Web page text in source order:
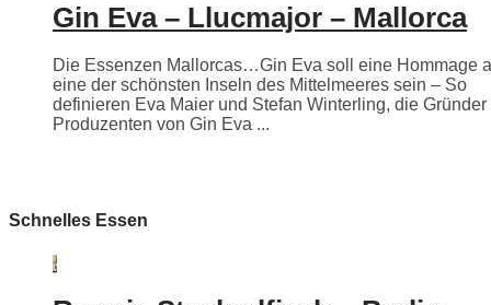
Gin Eva – Llucmajor – Mallorca
Die Essenzen Mallorcas…Gin Eva soll eine Hommage
eine der schönsten Inseln des Mittelmeeres sein – So
definieren Eva Maier und Stefan Winterling, die Gründer
Produzenten von Gin Eva ...
Schnelles Essen